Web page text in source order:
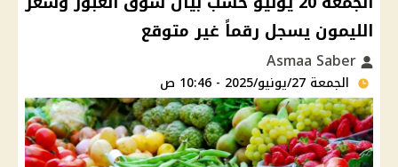
الليمون يسجل رقماً غير متوقع
الجمعة 27/يونيو/2025 - 10:46 ص